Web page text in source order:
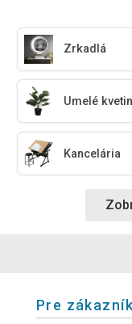
Zrkadlá
Umelé
Kancelária
Pre